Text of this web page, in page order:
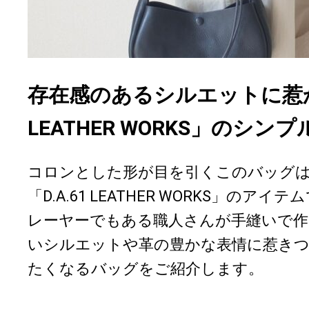
存在感のあるシルエットに惹
LEATHER WORKS」のシン
コロンとした形が目を引くこのバッグ
「D.A.61 LEATHER WORKS」のアイテ
レーヤーでもある職人さんが手縫いで
いシルエットや革の豊かな表情に惹き
たくなるバッグをご紹介します。